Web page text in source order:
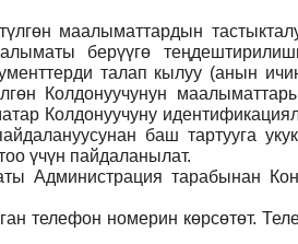
маалыматтардын
берүүгө
талап кылуу (анын
Колдонуучунун
Колдонуучуну
баш тартууга
үчүн пайдаланылат.
Администрация тарабынан
телефон номерин көрсөтөт.